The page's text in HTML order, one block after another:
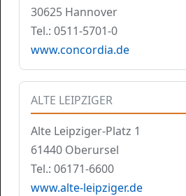
30625 Hannover
Tel.: 0511-5701-0
www.concordia.de
ALTE LEIPZIGER
Alte Leipziger-Platz 1
61440 Oberursel
Tel.: 06171-6600
www.alte-leipziger.de